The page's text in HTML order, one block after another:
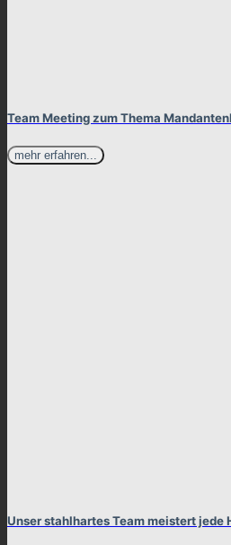
Team Meeting zum Thema
mehr erfahren...
Unser stahlhartes Team meistert jede